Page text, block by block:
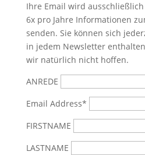
Ihre Email wird
6x pro Jahre Informationen
senden. Sie können sich
in jedem Newsletter
wir natürlich nicht hoffen.
ANREDE
Email Address*
FIRSTNAME
LASTNAME